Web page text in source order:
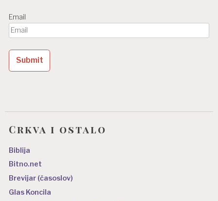
a
o
b
j
Email
Crkva i ostalo
Biblija
Bitno.net
Brevijar (časoslov)
Glas Koncila